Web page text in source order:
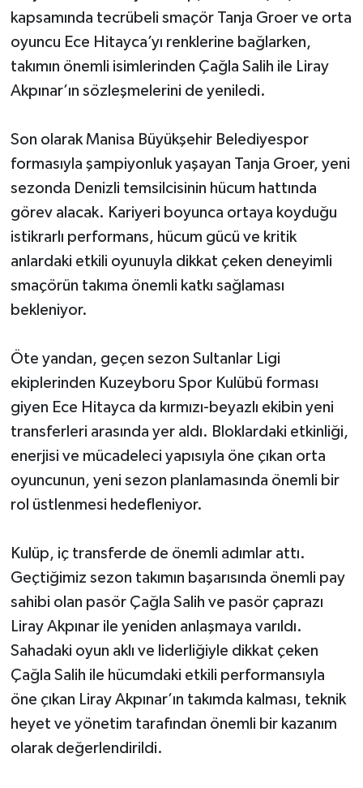
kapsamında tecrübeli smaçör Tanja Groer ve orta
oyuncu Ece Hitayca’yı renklerine bağlarken,
takımın önemli isimlerinden Çağla Salih ile Liray
Akpınar’ın sözleşmelerini de yeniledi.
Son olarak Manisa Büyükşehir Belediyespor
formasıyla şampiyonluk yaşayan Tanja Groer, yeni
sezonda Denizli temsilcisinin hücum hattında
görev alacak. Kariyeri boyunca ortaya koyduğu
istikrarlı performans, hücum gücü ve kritik
anlardaki etkili oyunuyla dikkat çeken deneyimli
smaçörün takıma önemli katkı sağlaması
bekleniyor.
Öte yandan, geçen sezon Sultanlar Ligi
ekiplerinden Kuzeyboru Spor Kulübü forması
giyen Ece Hitayca da kırmızı-beyazlı ekibin yeni
transferleri arasında yer aldı. Bloklardaki etkinliği,
enerjisi ve mücadeleci yapısıyla öne çıkan orta
oyuncunun, yeni sezon planlamasında önemli bir
rol üstlenmesi hedefleniyor.
Kulüp, iç transferde de önemli adımlar attı.
Geçtiğimiz sezon takımın başarısında önemli pay
sahibi olan pasör Çağla Salih ve pasör çaprazı
Liray Akpınar ile yeniden anlaşmaya varıldı.
Sahadaki oyun aklı ve liderliğiyle dikkat çeken
Çağla Salih ile hücumdaki etkili performansıyla
öne çıkan Liray Akpınar’ın takımda kalması, teknik
heyet ve yönetim tarafından önemli bir kazanım
olarak değerlendirildi.